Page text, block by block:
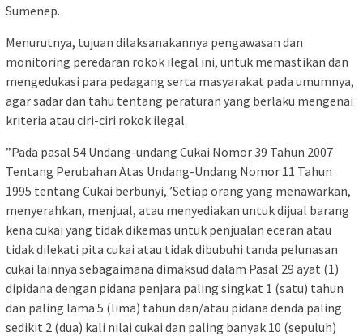
Sumenep.
Menurutnya, tujuan dilaksanakannya pengawasan dan
monitoring peredaran rokok ilegal ini, untuk memastikan dan
mengedukasi para pedagang serta masyarakat pada umumnya,
agar sadar dan tahu tentang peraturan yang berlaku mengenai
kriteria atau ciri-ciri rokok ilegal.
”Pada pasal 54 Undang-undang Cukai Nomor 39 Tahun 2007
Tentang Perubahan Atas Undang-Undang Nomor 11 Tahun
1995 tentang Cukai berbunyi, ’Setiap orang yang menawarkan,
menyerahkan, menjual, atau menyediakan untuk dijual barang
kena cukai yang tidak dikemas untuk penjualan eceran atau
tidak dilekati pita cukai atau tidak dibubuhi tanda pelunasan
cukai lainnya sebagaimana dimaksud dalam Pasal 29 ayat (1)
dipidana dengan pidana penjara paling singkat 1 (satu) tahun
dan paling lama 5 (lima) tahun dan/atau pidana denda paling
sedikit 2 (dua) kali nilai cukai dan paling banyak 10 (sepuluh)